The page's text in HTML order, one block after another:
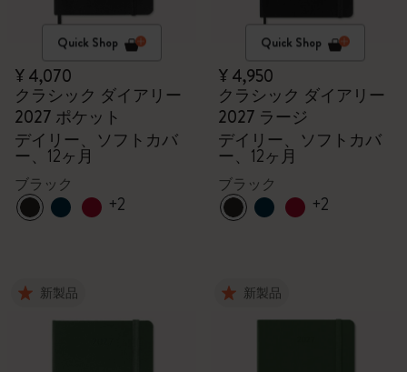
Quick Shop
¥ 4,070
クラシック ダイアリー
2027 ポケット
デイリー、ソフトカバ
ー、12ヶ月
ブラック
+2
Quick Shop
¥ 4,950
クラシック ダイアリー
2027 ラージ
デイリー、ソフトカバ
ー、12ヶ月
ブラック
+2
新製品 新製品